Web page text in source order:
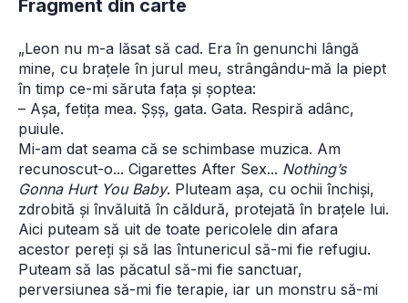
Fragment din carte
„Leon nu m-a lăsat să cad. Era în genunchi lângă
mine, cu brațele în jurul meu, strângându-mă la piept
în timp ce-mi săruta fața și șoptea:
– Așa, fetița mea. Șșș, gata. Gata. Respiră adânc,
puiule.
Mi-am dat seama că se schimbase muzica. Am
recunoscut-o... Cigarettes After Sex... Nothing’s
Gonna Hurt You Baby. Pluteam așa, cu ochii închiși,
zdrobită și învăluită în căldură, protejată în brațele lui.
Aici puteam să uit de toate pericolele din afara
acestor pereți și să las întunericul să-mi fie refugiu.
Puteam să las păcatul să-mi fie sanctuar,
perversiunea să-mi fie terapie, iar un monstru să-mi